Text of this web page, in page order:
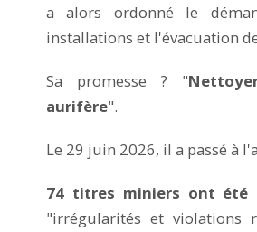
a alors ordonné le
installations et l'évacuation
Sa promesse ? "
aurifère".
Le 29 juin 2026, il a passé à
74 titres miniers ont été
"irrégularités et violations